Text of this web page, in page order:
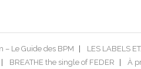
– Le Guide des BPM
LES LABELS
BREATHE the single of FEDER À